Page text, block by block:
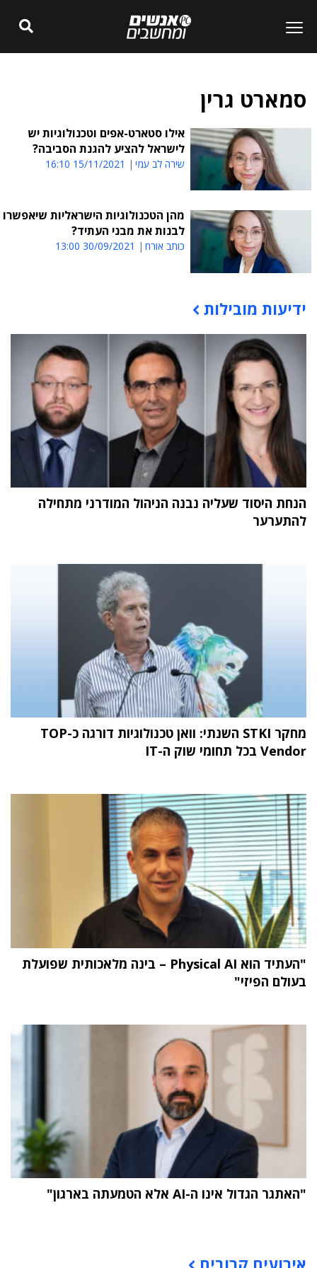
סמארט גרין
אילו סטארט-אפים וטכנולוגיות יש
לישראל להציע להגנת הסביבה?
שירה לב עמי 15/11/2021 16:10
מהן הטכנולוגיות הישראליות שיאפשרו
לבנות את מבני העתיד?
כותב אורח 30/09/2021 13:00
תוכן פרסומי
ידיעות מובילות
הנחת היסוד שעליה נבנה הניהול המודרני מתחילה
להתערער
מחקר STKI השנתי: וואן טכנולוגיות דורגה כ-TOP
Vendor בכל תחומי שוק ה-IT
"העתיד הוא Physical AI – בינה מלאכותית שפועלת
בעולם הפיזי"
"האתגר הגדול אינו ה-AI אלא הטמעתה בארגון"
אירועים קרובים